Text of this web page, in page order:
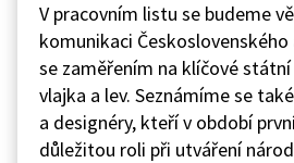
V pracovním listu se budeme
komunikaci
se zaměřením na klíčové
vlajka a lev. Seznámíme se
a designéry, kteří v období
důležitou roli při utváření